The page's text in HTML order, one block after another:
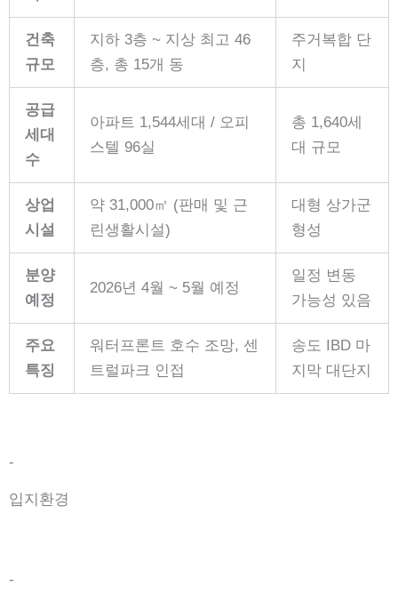
건축
규모
지하 3층 ~ 지상 최고 46
층, 총 15개 동
주거복합 단
지
공급
세대
수
아파트 1,544세대 / 오피
스텔 96실
총 1,640세
대 규모
상업
시설
약 31,000㎡ (판매 및 근
린생활시설)
대형 상가군
형성
분양
예정
2026년 4월 ~ 5월 예정
일정 변동
가능성 있음
주요
특징
워터프론트 호수 조망, 센
트럴파크 인접
송도 IBD 마
지막 대단지
-
입지환경
-